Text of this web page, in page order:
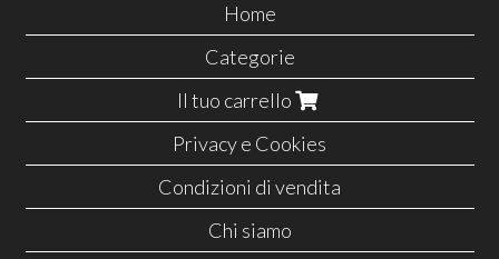
Home
Categorie
Il tuo carrello
Privacy e Cookies
Condizioni di vendita
Chi siamo